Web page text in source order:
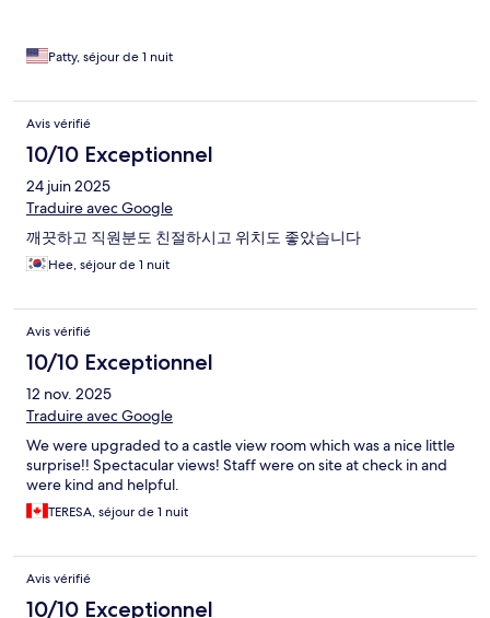
Patty, séjour de 1 nuit
Avis vérifié
10/10 Exceptionnel
24 juin 2025
Traduire avec Google
깨끗하고 직원분도 친절하시고 위치도 좋았습니다
Hee, séjour de 1 nuit
Avis vérifié
10/10 Exceptionnel
12 nov. 2025
Traduire avec Google
We were upgraded to a castle view room which was a nice little
surprise!! Spectacular views! Staff were on site at check in and
were kind and helpful.
TERESA, séjour de 1 nuit
Avis vérifié
10/10 Exceptionnel